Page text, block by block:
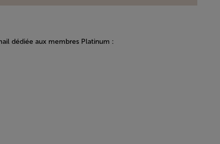
dédiée aux membres Platinum :